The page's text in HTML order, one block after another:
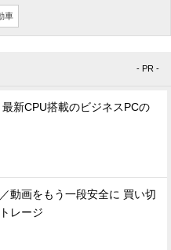
車
- PR -
新CPU搭載のビジネスPCの
動画をもう一段安全に 買い切
レージ